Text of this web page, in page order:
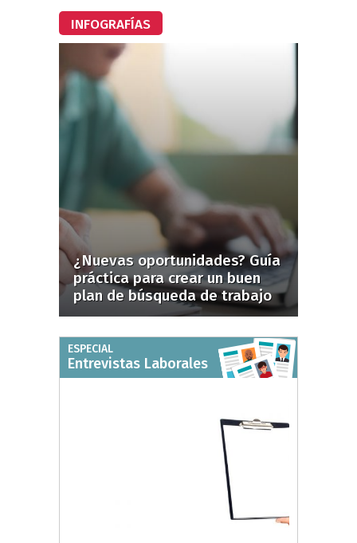
INFOGRAFÍAS
¿Nuevas oportunidades? Guía
práctica para crear un buen
plan de búsqueda de trabajo
ESPECIAL
Entrevistas Laborales